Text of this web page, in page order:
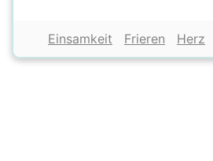
Einsamkeit Frieren Herz